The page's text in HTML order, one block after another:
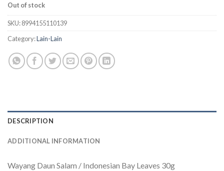
Out of stock
SKU:8994155110139
Category:Lain-Lain
DESCRIPTION
ADDITIONAL INFORMATION
Wayang Daun Salam / Indonesian Bay Leaves 30g